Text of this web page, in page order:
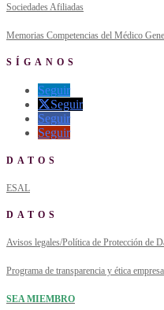
Sociedades Afiliadas
Memorias Competencias del Médico
SÍGANOS
Seguir
Seguir
Seguir
Seguir
DATOS
ESAL
DATOS
Avisos legales/Política de Protección de
Programa de transparencia y ética
SEA MIEMBRO